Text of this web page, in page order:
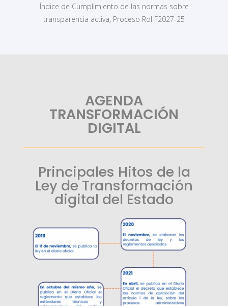
Índice de Cumplimiento de las normas sobre
transparencia activa, Proceso Rol F2027-25
AGENDA
TRANSFORMACIÓN
DIGITAL
Principales Hitos de la
Ley de Transformación
digital del Estado